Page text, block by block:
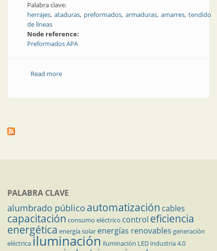
Palabra clave:
herrajes ataduras preformados armaduras amarres tendido
de líneas
Node reference:
Preformados APA
Read moreabout Solución resistente para el tendido de líneas
PALABRA CLAVE
alumbrado público automatización cables
capacitación consumo eléctrico control eficiencia
energética energía solar energías renovables generación
eléctricailuminación iluminación LED industria 4.0